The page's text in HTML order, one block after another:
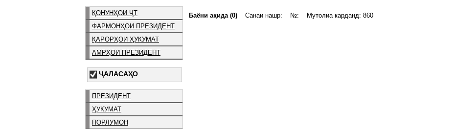
ҚОНУНҲОИ ҶТ
ФАРМОНҲОИ ПРЕЗИДЕНТ
ҚАРОРҲОИ ҲУКУМАТ
АМРҲОИ ПРЕЗИДЕНТ
ҶАЛАСАҲО
ПРЕЗИДЕНТ
ҲУКУМАТ
ПОРЛУМОН
Баёни ақида (0) Санаи нашр: №: Мутолиа карданд: 860